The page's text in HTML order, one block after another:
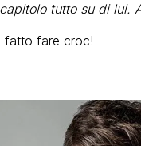
tutto su di lui.
fatto fare croc!